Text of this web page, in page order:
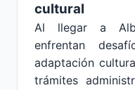
cultural
Al llegar a
enfrentan
adaptación
trámites